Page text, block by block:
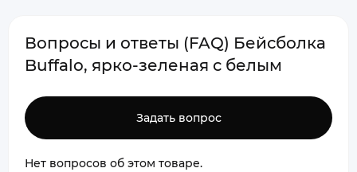
Вопросы и ответы (FAQ) Бейсболка
Buffalo, ярко-зеленая с белым
Задать вопрос
Нет вопросов об этом товаре.